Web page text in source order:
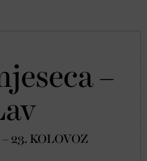
23. KOLOVOZ
–